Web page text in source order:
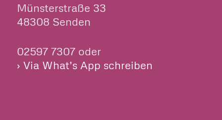
Münsterstraße 33
48308 Senden
02597 7307 oder
› Via What’s App schreiben